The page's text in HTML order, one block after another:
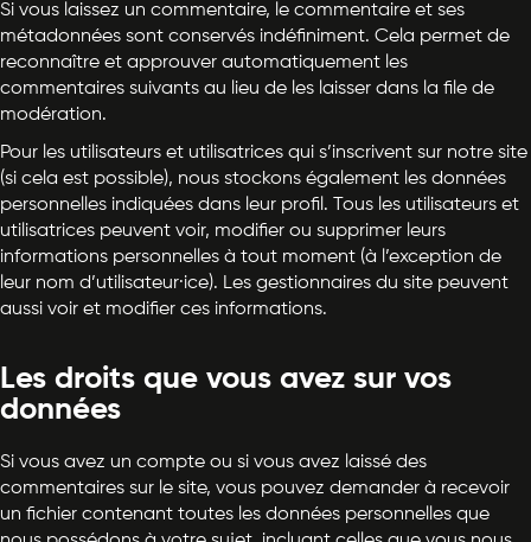
Si vous laissez un commentaire, le commentaire et ses
métadonnées sont conservés indéfiniment. Cela permet de
reconnaître et approuver automatiquement les
commentaires suivants au lieu de les laisser dans la file de
modération.
Pour les utilisateurs et utilisatrices qui s’inscrivent sur notre site
(si cela est possible), nous stockons également les données
personnelles indiquées dans leur profil. Tous les utilisateurs et
utilisatrices peuvent voir, modifier ou supprimer leurs
informations personnelles à tout moment (à l’exception de
leur nom d’utilisateur·ice). Les gestionnaires du site peuvent
aussi voir et modifier ces informations.
Les droits que vous avez sur vos
données
Si vous avez un compte ou si vous avez laissé des
commentaires sur le site, vous pouvez demander à recevoir
un fichier contenant toutes les données personnelles que